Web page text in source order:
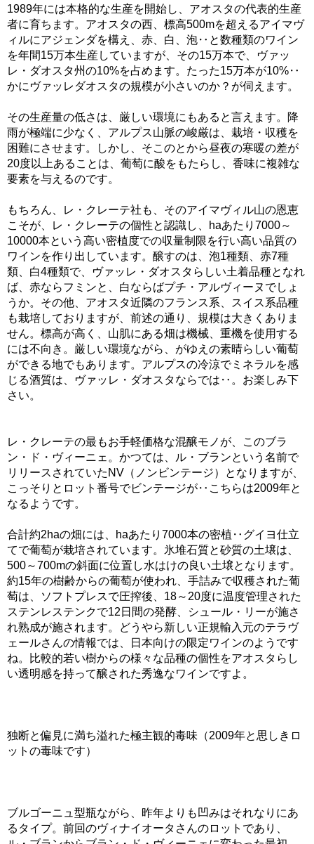
1989年には本格的な生産を開始し、アオスタの代表的生産
者に育ちます。アオスタの西、標高500mを超えるアイマヴ
ィルにアジェンダを構え、赤、白、泡‥と数種類のワイン
を年間15万本生産していますが、その15万本で、ヴァッ
レ・ダオスタ州の10%を占めます。たった15万本が10%‥
かにヴァッレダオスタの規模が小さいのか？が伺えます。
その生産量の低さは、厳しい環境にもあると言えます。降
雨が極端に少なく、アルプス山脈の峻厳は、栽培・収穫を
困難にさせます。しかし、そこのとから昼夜の寒暖の差が
20度以上あることは、葡萄に酸をもたらし、香味に複雑な
要素を与えるのです。
もちろん、レ・クレーテ社も、そのアイマヴィル山の恩恵
こそが、レ・クレーテの個性と認識し、haあたり7000～
10000本という高い密植度での収量制限を行い高い品質の
ワインを作り出しています。醸すのは、泡1種類、赤7種
類、白4種類で、ヴァッレ・ダオスタらしい土着品種となれ
ば、赤ならフミンと、白ならばプチ・アルヴィーヌでしょ
うか。その他、アオスタ近隣のフランス系、スイス系品種
も栽培しておりますが、前述の通り、規模は大きくありま
せん。標高が高く、山肌にある畑は機械、重機を使用する
には不向き。厳しい環境ながら、がゆえの素晴らしい葡萄
ができる地でもあります。アルプスの冷涼でミネラルを感
じる酒質は、ヴァッレ・ダオスタならでは‥。お楽しみ下
さい。
レ・クレーテの最もお手軽価格な混醸モノが、このブラ
ン・ド・ヴィーニェ。かつては、ル・ブランという名前で
リリースされていたNV（ノンビンテージ）となりますが、
こっそりとロット番号でビンテージが‥こちらは2009年と
なるようです。
合計約2haの畑には、haあたり7000本の密植‥グイヨ仕立
てで葡萄が栽培されています。氷堆石質と砂質の土壌は、
500～700mの斜面に位置し水はけの良い土壌となります。
約15年の樹齢からの葡萄が使われ、手詰みで収穫された葡
萄は、ソフトプレスで圧搾後、18～20度に温度管理された
ステンレステンクで12日間の発酵、シュール・リーが施さ
れ熟成が施されます。どうやら新しい正規輸入元のテラヴ
ェールさんの情報では、日本向けの限定ワインのようです
ね。比較的若い樹からの様々な品種の個性をアオスタらし
い透明感を持って醸された秀逸なワインですよ。
独断と偏見に満ち溢れた極主観的毒味（2009年と思しきロ
ットの毒味です）
ブルゴーニュ型瓶ながら、昨年よりも凹みはそれなりにあ
るタイプ。前回のヴィナイオータさんのロットであり、